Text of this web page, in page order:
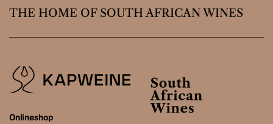
THE HOME OF SOUTH AFRICAN WINES
Onlineshop